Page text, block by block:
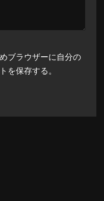
ブラウザーに自分の
を保存する。